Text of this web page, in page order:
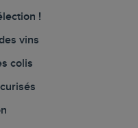
!
vins
colis